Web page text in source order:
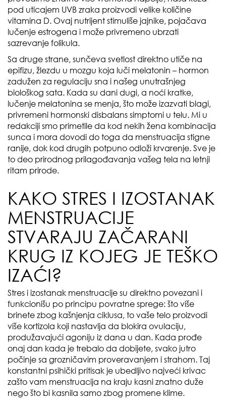
pod uticajem UVB zraka proizvodi velike količine
vitamina D. Ovaj nutrijent stimuliše jajnike, pojačava
lučenje estrogena i može privremeno ubrzati
sazrevanje folikula.
Sa druge strane, sunčeva svetlost direktno utiče na
epifizu, žlezdu u mozgu koja luči melatonin – hormon
zadužen za regulaciju sna i našeg unutrašnjeg
biološkog sata. Kada su dani dugi, a noći kratke,
lučenje melatonina se menja, što može izazvati blagi,
privremeni hormonski disbalans simptomi u telu. Mi u
redakciji smo primetile da kod nekih žena kombinacija
sunca i mora dovodi do toga da menstruacija stigne
ranije, dok kod drugih potpuno odloži krvarenje. Sve je
to deo prirodnog prilagođavanja vašeg tela na letnji
ritam prirode.
KAKO STRES I IZOSTANAK
MENSTRUACIJE
STVARAJU ZAČARANI
KRUG IZ KOJEG JE TEŠKO
IZAĆI?
Stres i izostanak menstruacije su direktno povezani i
funkcionišu po principu povratne sprege: što više
brinete zbog kašnjenja ciklusa, to vaše telo proizvodi
više kortizola koji nastavlja da blokira ovulaciju,
produžavajući agoniju iz dana u dan. Kada prođe
onaj dan kada je trebalo da dobijete, svako jutro
počinje sa grozničavim proveravanjem i strahom. Taj
konstantni psihički pritisak je ubedljivo najveći krivac
zašto vam menstruacija na kraju kasni znatno duže
nego što bi kasnila samo zbog promene klime.